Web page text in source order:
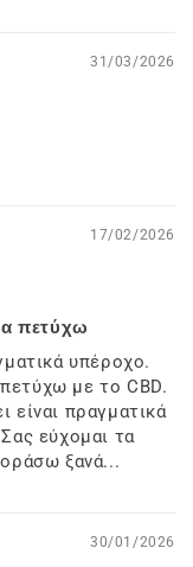
31/03/2026
17/02/2026
πετύχω
υπέροχο.
με το CBD.
είναι πραγματικά
εύχομαι τα
ξανά...
30/01/2026